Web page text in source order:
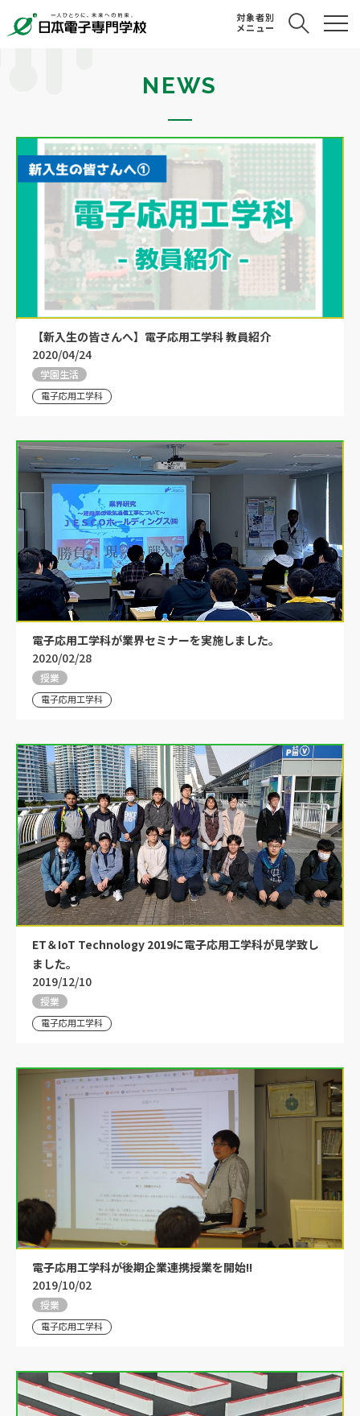
対象者別
メニュー
NEWS
【新入生の皆さんへ】電子応用工学科 教員紹介
2020/04/24
学園生活
電子応用工学科
電子応用工学科が業界セミナーを実施しました。
2020/02/28
授業
電子応用工学科
ET＆IoT Technology 2019に電子応用工学科が見学致し
ました。
2019/12/10
授業
電子応用工学科
電子応用工学科が後期企業連携授業を開始!!
2019/10/02
授業
電子応用工学科